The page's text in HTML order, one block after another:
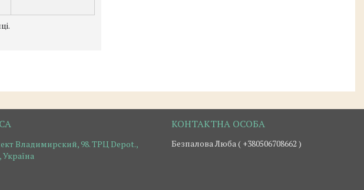
Владимирский, 98. ТРЦ Depot.,
Безпалова Люба ( +380506708662 )